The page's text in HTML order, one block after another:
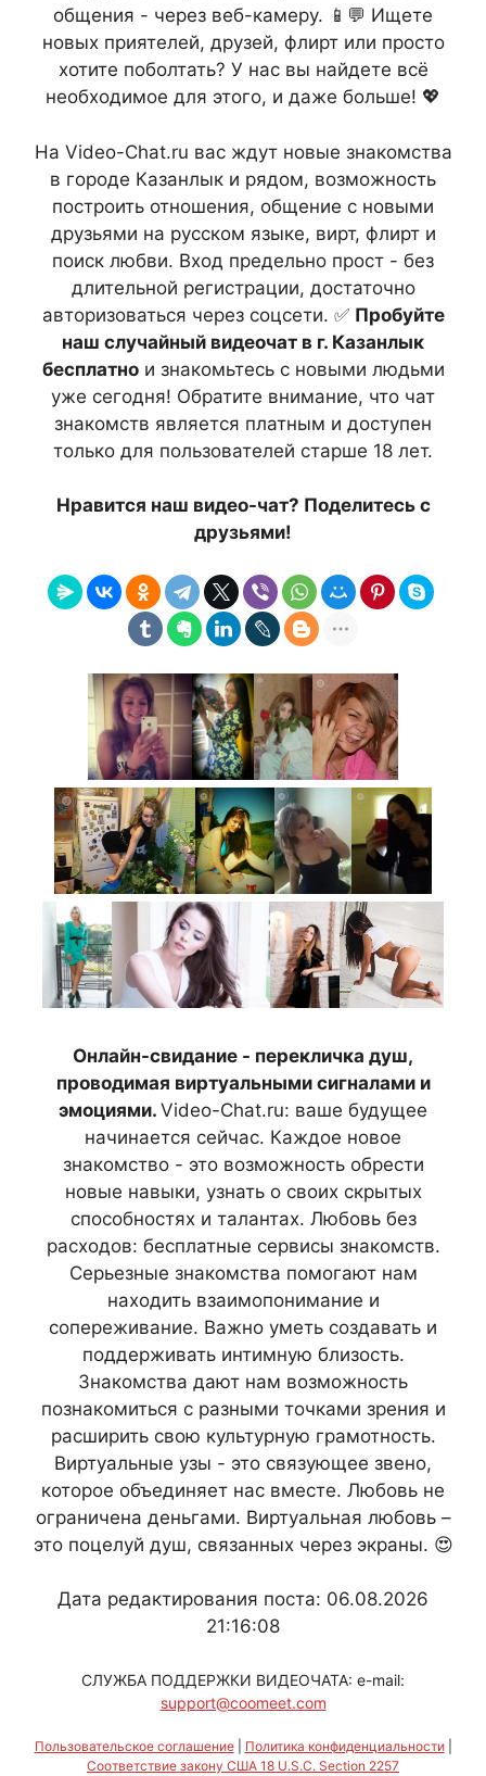
общения - через веб-камеру. 📱💬 Ищете
новых приятелей, друзей, флирт или просто
хотите поболтать? У нас вы найдете всё
необходимое для этого, и даже больше! 💖
На Video-Chat.ru вас ждут новые знакомства
в городе Казанлык и рядом, возможность
построить отношения, общение с новыми
друзьями на русском языке, вирт, флирт и
поиск любви. Вход предельно прост - без
длительной регистрации, достаточно
авторизоваться через соцсети. ✅ Пробуйте
наш случайный видеочат в г. Казанлык
бесплатнои знакомьтесь с новыми людьми
уже сегодня! Обратите внимание, что чат
знакомств является платным и доступен
только для пользователей старше 18 лет.
Нравится наш видео-чат? Поделитесь с
друзьями!
Онлайн-свидание - перекличка душ,
проводимая виртуальными сигналами и
эмоциями. Video-Chat.ru: ваше будущее
начинается сейчас. Каждое новое
знакомство - это возможность обрести
новые навыки, узнать о своих скрытых
способностях и талантах. Любовь без
расходов: бесплатные сервисы знакомств.
Серьезные знакомства помогают нам
находить взаимопонимание и
сопереживание. Важно уметь создавать и
поддерживать интимную близость.
Знакомства дают нам возможность
познакомиться с разными точками зрения и
расширить свою культурную грамотность.
Виртуальные узы - это связующее звено,
которое объединяет нас вместе. Любовь не
ограничена деньгами. Виртуальная любовь –
это поцелуй душ, связанных через экраны. 😍
Дата редактирования поста: 06.08.2026
21:16:08
СЛУЖБА ПОДДЕРЖКИ ВИДЕОЧАТА: e-mail:
support@coomeet.com
Пользовательское соглашение| Политика конфиденциальности|
Соответствие закону США 18 U.S.C. Section 2257